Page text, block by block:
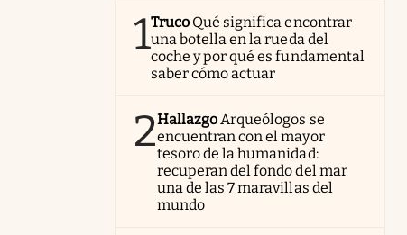
1Truco Qué significa encontrar
una botella en la rueda del
coche y por qué es fundamental
saber cómo actuar
2HallazgoArqueólogos se
encuentran con el mayor
tesoro de la humanidad:
recuperan del fondo del mar
una de las 7 maravillas del
mundo